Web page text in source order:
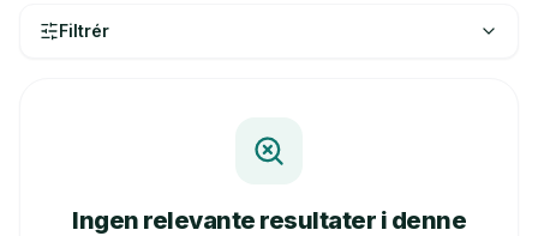
Filtrér
Ingen relevante resultater i denne